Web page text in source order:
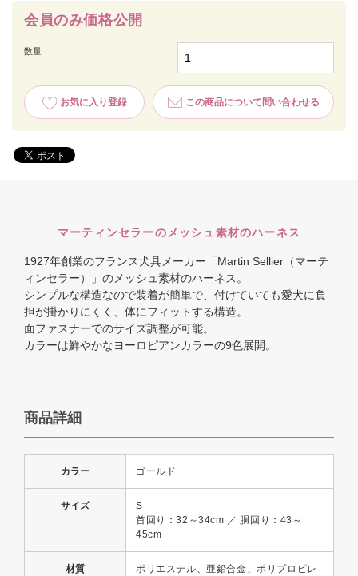
会員のみ価格公開
数量：
お気に入り登録 この商品について問い合わせる
マーティンセラーのメッシュ素材のハーネス
1927年創業のフランス犬具メーカー「Martin Sellier（マーテ
ィンセラー）」のメッシュ素材のハーネス。
シンプルな構造なので装着が簡単で、付けていても愛犬に負
担が掛かりにくく、体にフィットする構造。
面ファスナーでのサイズ調整が可能。
カラーは鮮やかなヨーロピアンカラーの9色展開。
商品詳細
カラー ゴールド
サイズ
S
首回り：32～34cm ／ 胴回り：43～
45cm
材質
ポリエステル、亜鉛合金、ポリプロピレ